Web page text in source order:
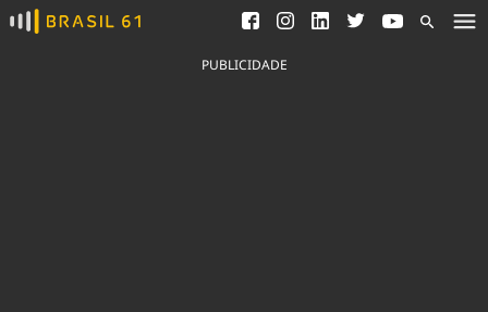
Ver todas as notícias
Saneamento
Indicadores
PUBLICIDADE